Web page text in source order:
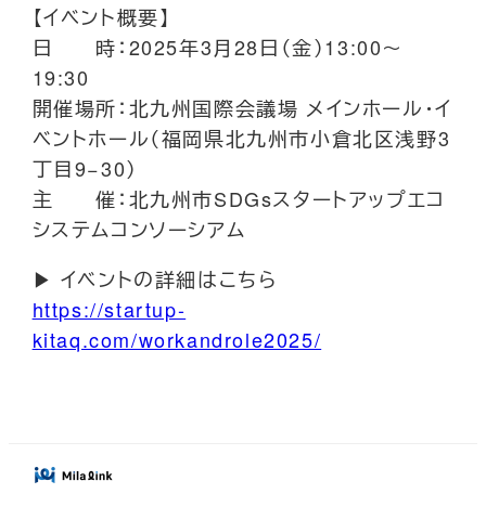
【イベント概要】
日 時：2025年3月28日（金）13:00～
19:30
開催場所：北九州国際会議場 メインホール・イ
ベントホール（福岡県北九州市小倉北区浅野3
丁目9−30）
主 催：北九州市SDGsスタートアップエコ
システムコンソーシアム
▶ イベントの詳細はこちら
https://startup-
kitaq.com/workandrole2025/